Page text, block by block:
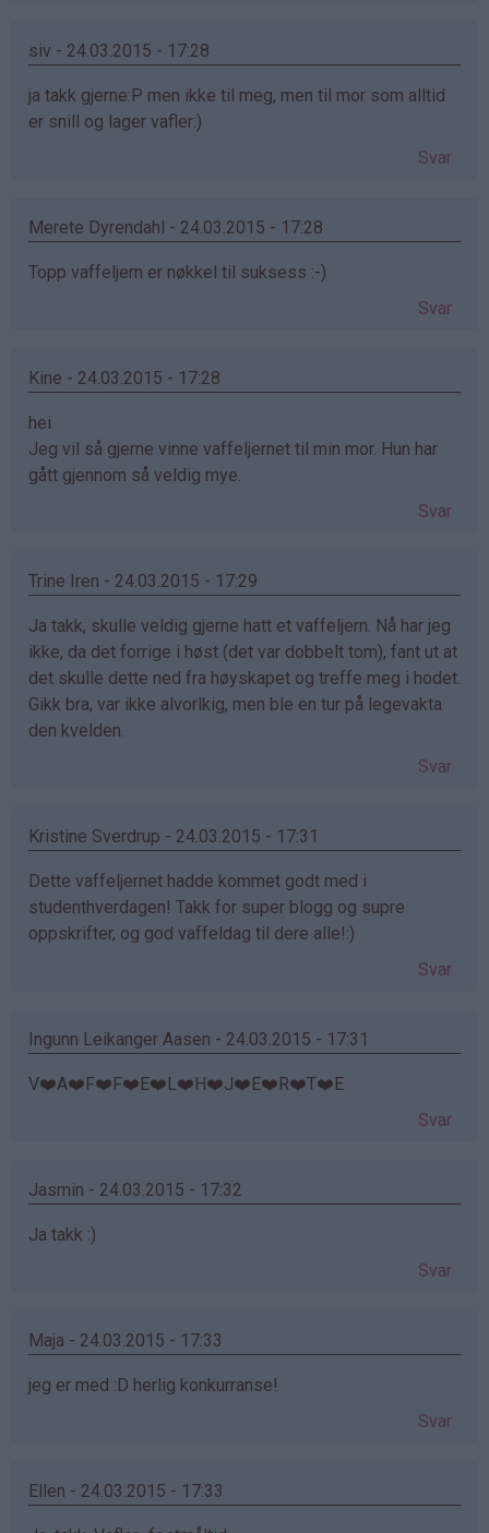
siv - 24.03.2015 - 17:28
ja takk gjerne:P men ikke til meg, men til mor som alltid
er snill og lager vafler:)
Svar
Merete Dyrendahl - 24.03.2015 - 17:28
Topp vaffeljern er nøkkel til suksess :-)
Svar
Kine - 24.03.2015 - 17:28
hei
Jeg vil så gjerne vinne vaffeljernet til min mor. Hun har
gått gjennom så veldig mye.
Svar
Trine Iren - 24.03.2015 - 17:29
Ja takk, skulle veldig gjerne hatt et vaffeljern. Nå har jeg
ikke, da det forrige i høst (det var dobbelt tom), fant ut at
det skulle dette ned fra høyskapet og treffe meg i hodet.
Gikk bra, var ikke alvorlkig, men ble en tur på legevakta
den kvelden.
Svar
Kristine Sverdrup - 24.03.2015 - 17:31
Dette vaffeljernet hadde kommet godt med i
studenthverdagen! Takk for super blogg og supre
oppskrifter, og god vaffeldag til dere alle!:)
Svar
Ingunn Leikanger Aasen - 24.03.2015 - 17:31
V❤️A❤️F❤️F❤️E❤️L❤️H❤️J❤️E❤️R❤️T❤️E
Svar
Jasmin - 24.03.2015 - 17:32
Ja takk :)
Svar
Maja - 24.03.2015 - 17:33
jeg er med :D herlig konkurranse!
Svar
Ellen - 24.03.2015 - 17:33